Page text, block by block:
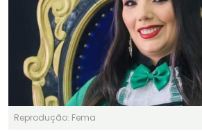
Reprodução: Fema